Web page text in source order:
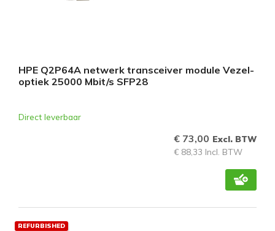
HPE Q2P64A netwerk transceiver module Vezel-
optiek 25000 Mbit/s SFP28
Direct leverbaar
€ 73,00 Excl. BTW
€ 88,33 Incl. BTW
REFURBISHED